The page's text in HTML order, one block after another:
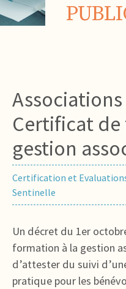
Certificat
gestion
Certification et
Sentinelle
Un décret du 1er
formation à la gestion
d’attester du suivi
pratique pour les